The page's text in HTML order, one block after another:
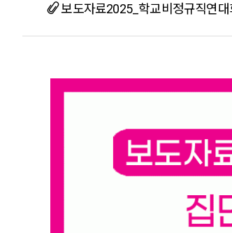
보도자료2025_학교비정규직연